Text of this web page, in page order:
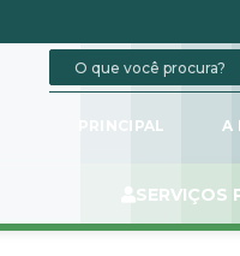
PRINCIPAL A
SERVIÇOS